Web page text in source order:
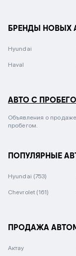
БРЕНДЫ НОВЫХ
Hyundai
Haval
АВТО С
Объявления о
пробегом.
ПОПУЛЯРНЫЕ
Hyundai (753)
Chevrolet (161)
ПРОДАЖА
Актау